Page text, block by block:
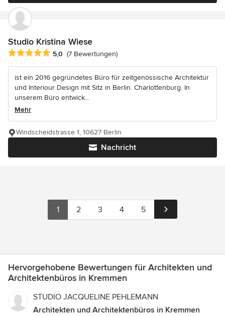
Studio Kristina Wiese
Durchschnittliche Bewertung: 5 von 5 Sternen
5,0 (7 Bewertungen)
ist ein 2016 gegründetes Büro für zeitgenössische Architektur
und Interiour Design mit Sitz in Berlin. Charlottenburg. In
unserem Büro entwick...
Mehr
Nachricht
Windscheidstrasse 1, 10627 Berlin
1 2 3 4 5
Hervorgehobene Bewertungen für Architekten und
Architektenbüros in Kremmen
STUDIO JACQUELINE PEHLEMANN
Architekten und Architektenbüros in Kremmen